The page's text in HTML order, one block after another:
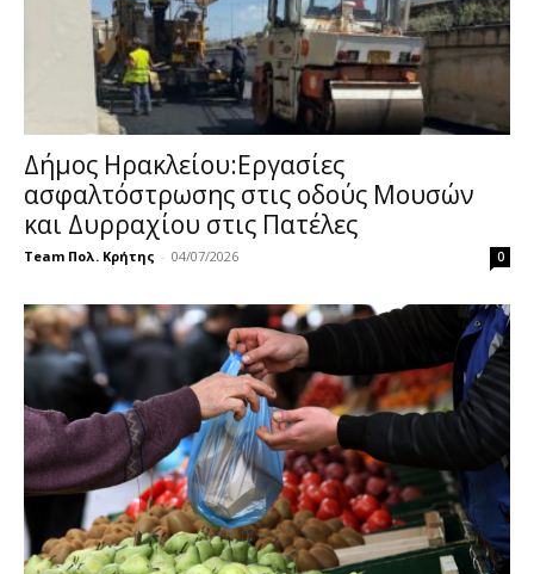
Δήμος Ηρακλείου:Εργασίες
ασφαλτόστρωσης στις οδούς Μουσών
και Δυρραχίου στις Πατέλες
Team Πολ. Κρήτης - 04/07/2026 0